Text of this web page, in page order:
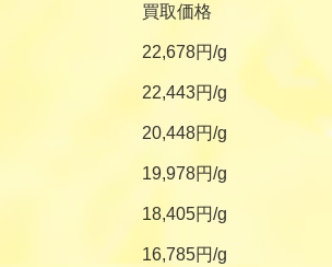
買取価格
22,678円/g
22,443円/g
20,448円/g
19,978円/g
18,405円/g
16,785円/g